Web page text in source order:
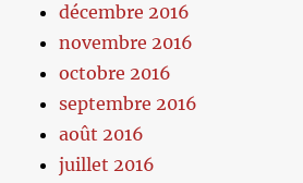
décembre 2016
novembre 2016
octobre 2016
septembre 2016
août 2016
juillet 2016